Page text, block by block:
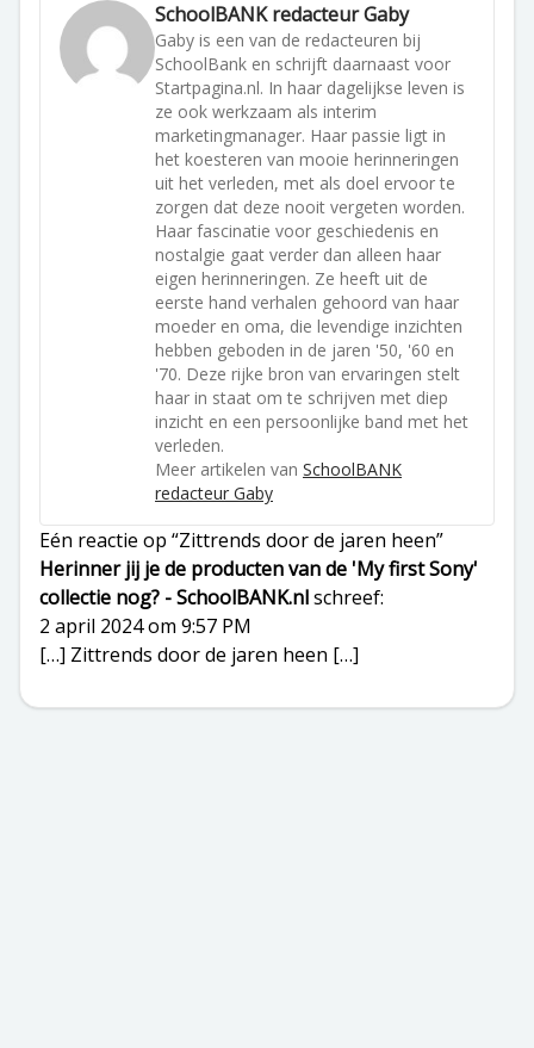
SchoolBANK redacteur Gaby
Gaby is een van de redacteuren bij
SchoolBank en schrijft daarnaast voor
Startpagina.nl. In haar dagelijkse leven is
ze ook werkzaam als interim
marketingmanager. Haar passie ligt in
het koesteren van mooie herinneringen
uit het verleden, met als doel ervoor te
zorgen dat deze nooit vergeten worden.
Haar fascinatie voor geschiedenis en
nostalgie gaat verder dan alleen haar
eigen herinneringen. Ze heeft uit de
eerste hand verhalen gehoord van haar
moeder en oma, die levendige inzichten
hebben geboden in de jaren '50, '60 en
'70. Deze rijke bron van ervaringen stelt
haar in staat om te schrijven met diep
inzicht en een persoonlijke band met het
verleden.
Meer artikelen van SchoolBANK
redacteur Gaby
Eén reactie op “Zittrends door de jaren heen”
Herinner jij je de producten van de 'My first Sony'
collectie nog? - SchoolBANK.nlschreef:
2 april 2024 om 9:57 PM
[…] Zittrends door de jaren heen […]